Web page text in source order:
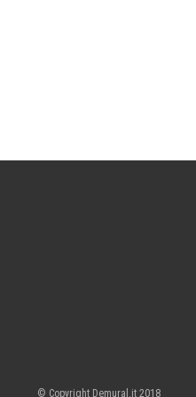
© Copyright Demural.it 2018